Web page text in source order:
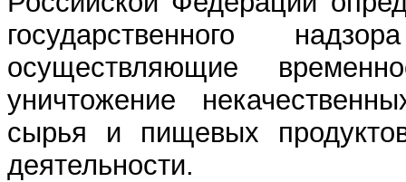
государственного
осуществляющие
уничтожение
сырья и пищевых
деятельности.